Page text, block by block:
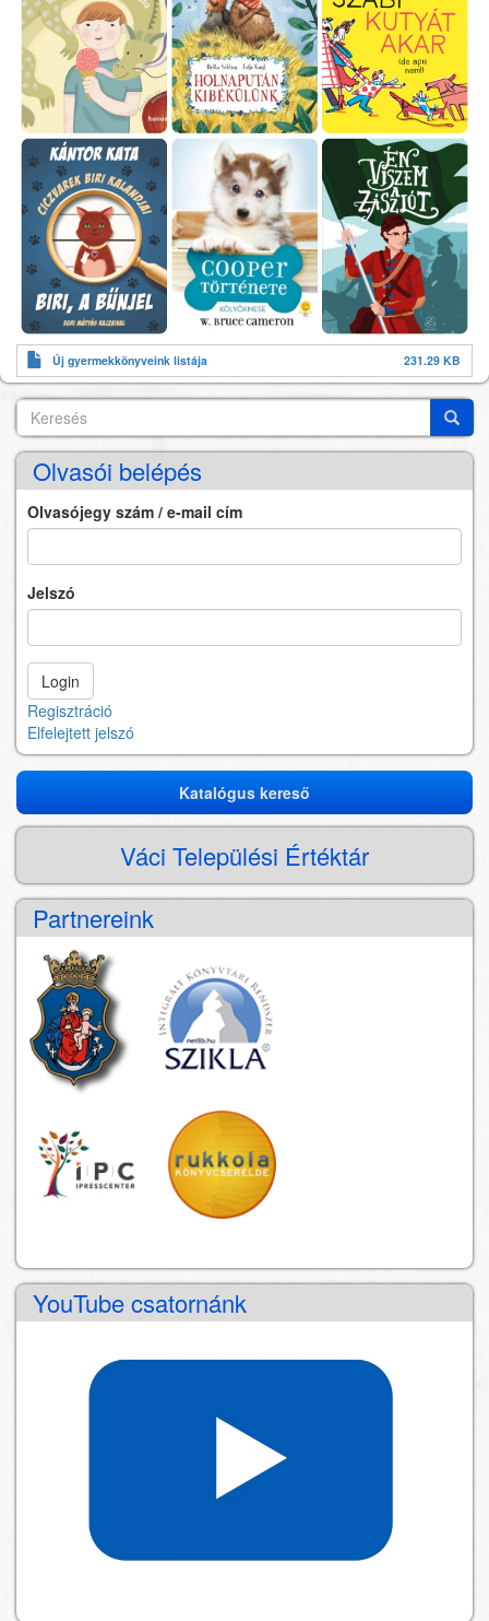
Új gyermekkönyveink listája 231.29 KB
Search
Keresés
Olvasói belépés
Olvasójegy szám / e-mail cím
Jelszó
Regisztráció
Elfelejtett jelszó
Katalógus
kereső
Katalógus kereső
Váci Települési Értéktár
Partnereink
YouTube csatornánk